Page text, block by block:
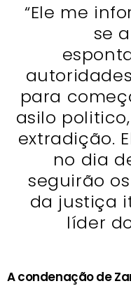
“Ele me
se
para
asilo
extradição.
no dia
seguirão
da justiça
líder
A condenação de